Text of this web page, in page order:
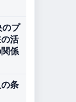
のプ
活
係
条